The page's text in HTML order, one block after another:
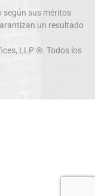
según sus méritos
un resultado
, LLP ®. Todos los